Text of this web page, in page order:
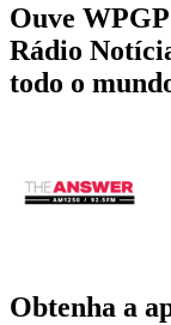
Ouve
Rádio
todo o
Obtenha a